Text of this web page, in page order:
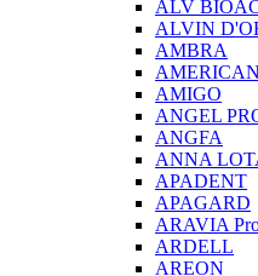
ALV
ALVIN
AMBRA
AMIGO
ANGEL
ANGFA
ANNA
APADENT
APAGARD
ARAVIA
ARDELL
AREON